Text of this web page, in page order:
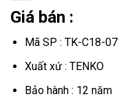
Giá bán :
Mã SP : TK-C18-
Xuất xứ : TENKO
Bảo hành : 12 năm